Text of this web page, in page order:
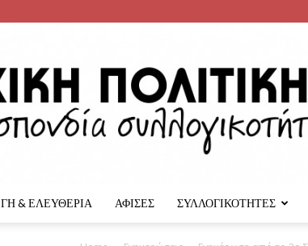
ΓΗ & ΕΛΕΥΘΕΡΙΑ ΑΦΙΣΕΣ ΣΥΛΛΟΓΙΚΟΤΗΤΕΣ